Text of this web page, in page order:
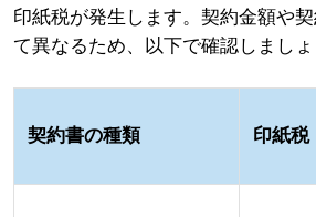
印紙税が発生します。契約金額や
て異なるため、以下で確認しましょ
契約書の種類 印紙税